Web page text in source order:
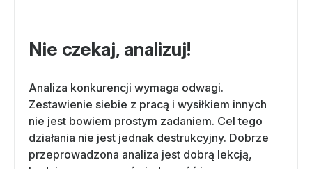
Nie czekaj, analizuj!
Analiza konkurencji wymaga odwagi.
Zestawienie siebie z pracą i wysiłkiem innych
nie jest bowiem prostym zadaniem. Cel tego
działania nie jest jednak destrukcyjny. Dobrze
przeprowadzona analiza jest dobrą lekcją,